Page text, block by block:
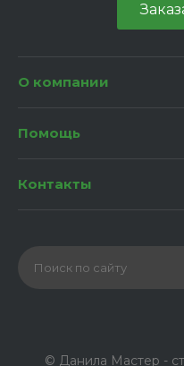
О компании
Помощь
Контакты
© Данила Мастер -